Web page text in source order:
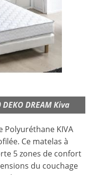
DREAM Kiva
Polyuréthane KIVA
Ce matelas à
5 zones de confort
du couchage